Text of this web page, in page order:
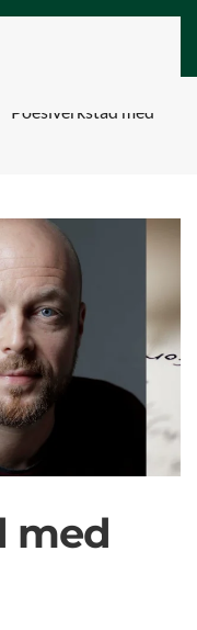
Poesiverkstad med
med